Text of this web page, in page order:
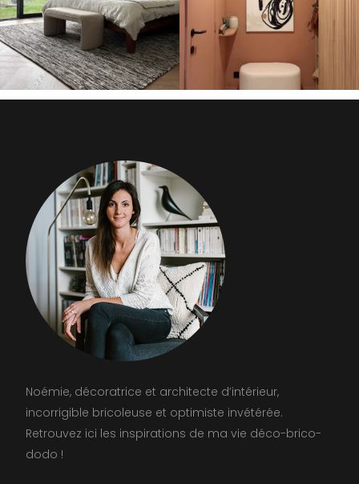
Noémie, décoratrice et architecte d’intérieur,
incorrigible bricoleuse et optimiste invétérée.
Retrouvez ici les inspirations de ma vie déco-brico-
dodo !